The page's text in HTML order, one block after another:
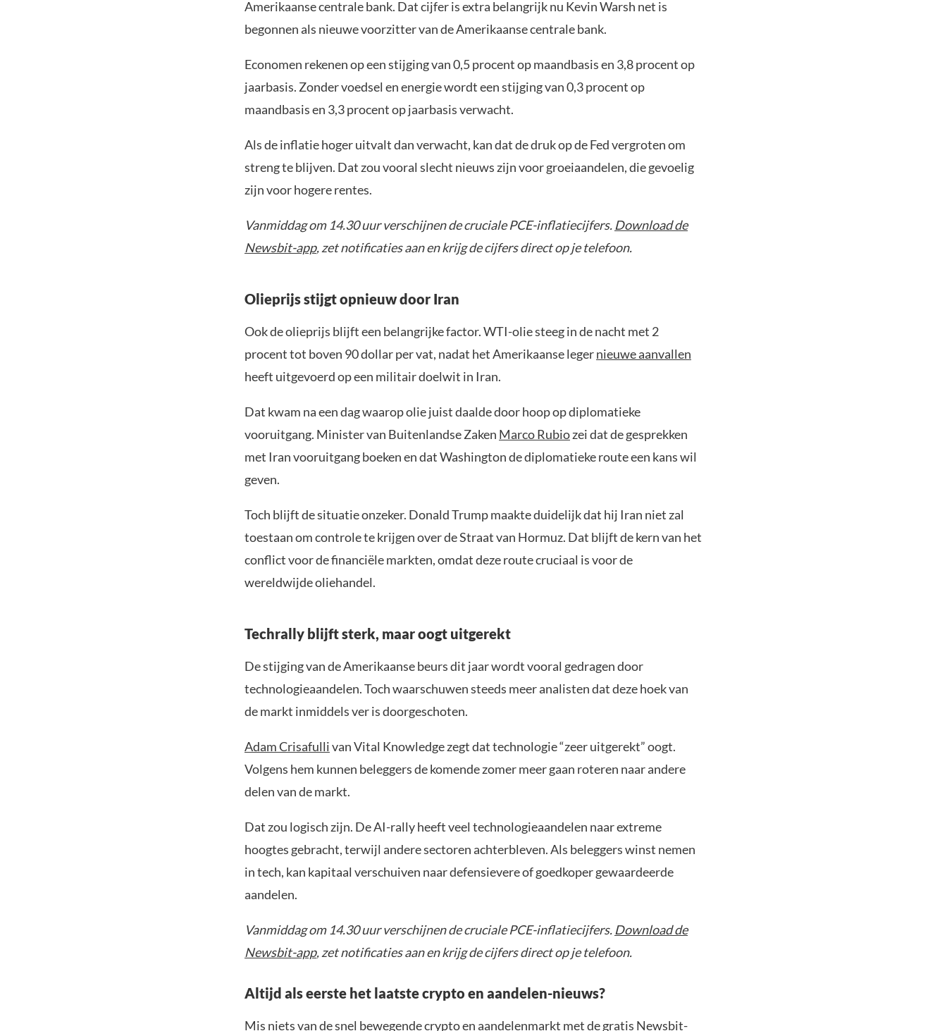
Amerikaanse centrale bank. Dat cijfer is extra belangrijk nu Kevin Warsh net is
begonnen als nieuwe voorzitter van de Amerikaanse centrale bank.
Economen rekenen op een stijging van 0,5 procent op maandbasis en 3,8 procent op
jaarbasis. Zonder voedsel en energie wordt een stijging van 0,3 procent op
maandbasis en 3,3 procent op jaarbasis verwacht.
Als de inflatie hoger uitvalt dan verwacht, kan dat de druk op de Fed vergroten om
streng te blijven. Dat zou vooral slecht nieuws zijn voor groeiaandelen, die gevoelig
zijn voor hogere rentes.
Vanmiddag om 14.30 uur verschijnen de cruciale PCE-inflatiecijfers. Download de
Newsbit-app, zet notificaties aan en krijg de cijfers direct op je telefoon.
Olieprijs stijgt opnieuw door Iran
Ook de olieprijs blijft een belangrijke factor. WTI-olie steeg in de nacht met 2
procent tot boven 90 dollar per vat, nadat het Amerikaanse legernieuwe aanvallen
heeft uitgevoerd op een militair doelwit in Iran.
Dat kwam na een dag waarop olie juist daalde door hoop op diplomatieke
vooruitgang. Minister van Buitenlandse Zaken Marco Rubiozei dat de gesprekken
met Iran vooruitgang boeken en dat Washington de diplomatieke route een kans wil
geven.
Toch blijft de situatie onzeker. Donald Trump maakte duidelijk dat hij Iran niet zal
toestaan om controle te krijgen over de Straat van Hormuz. Dat blijft de kern van het
conflict voor de financiële markten, omdat deze route cruciaal is voor de
wereldwijde oliehandel.
Techrally blijft sterk, maar oogt uitgerekt
De stijging van de Amerikaanse beurs dit jaar wordt vooral gedragen door
technologieaandelen. Toch waarschuwen steeds meer analisten dat deze hoek van
de markt inmiddels ver is doorgeschoten.
Adam Crisafullivan Vital Knowledge zegt dat technologie “zeer uitgerekt” oogt.
Volgens hem kunnen beleggers de komende zomer meer gaan roteren naar andere
delen van de markt.
Dat zou logisch zijn. De AI-rally heeft veel technologieaandelen naar extreme
hoogtes gebracht, terwijl andere sectoren achterbleven. Als beleggers winst nemen
in tech, kan kapitaal verschuiven naar defensievere of goedkoper gewaardeerde
aandelen.
Vanmiddag om 14.30 uur verschijnen de cruciale PCE-inflatiecijfers. Download de
Newsbit-app, zet notificaties aan en krijg de cijfers direct op je telefoon.
Altijd als eerste het laatste crypto en aandelen-nieuws?
Mis niets van de snel bewegende crypto en aandelenmarkt met de gratis Newsbit-